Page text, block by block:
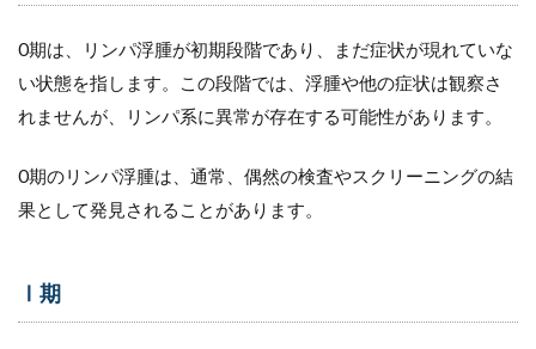
0期は、リンパ浮腫が初期段階であり、まだ症状が現れていな
い状態を指します。この段階では、浮腫や他の症状は観察さ
れませんが、リンパ系に異常が存在する可能性があります。
0期のリンパ浮腫は、通常、偶然の検査やスクリーニングの結
果として発見されることがあります。
Ⅰ期